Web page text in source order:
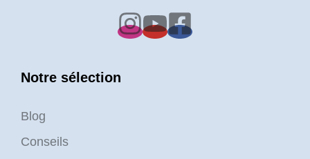
Notre sélection
Blog
Conseils